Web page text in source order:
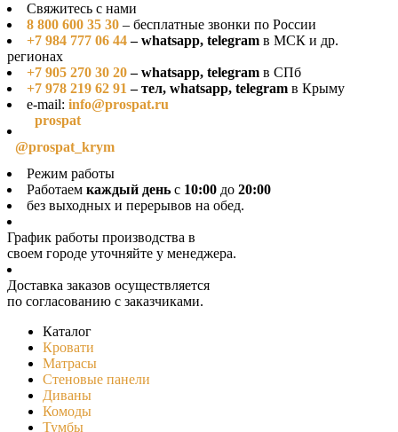
Свяжитесь с нами
8 800 600 35 30 – бесплатные звонки по России
+7 984 777 06 44– whatsapp, telegram в МСК и др.
регионах
+7 905 270 30 20– whatsapp, telegram в СПб
+7 978 219 62 91– тел, whatsapp, telegram в Крыму
e-mail: info@prospat.ru
prospat
@prospat_krym
Режим работы
Работаем каждый день с 10:00 до 20:00
без выходных и перерывов на обед.
График работы производства в
своeм городе уточняйте у менеджера.
Доставка заказов осуществляется
по согласованию с заказчиками.
Каталог
Кровати
Матрасы
Стеновые панели
Диваны
Комоды
Тумбы